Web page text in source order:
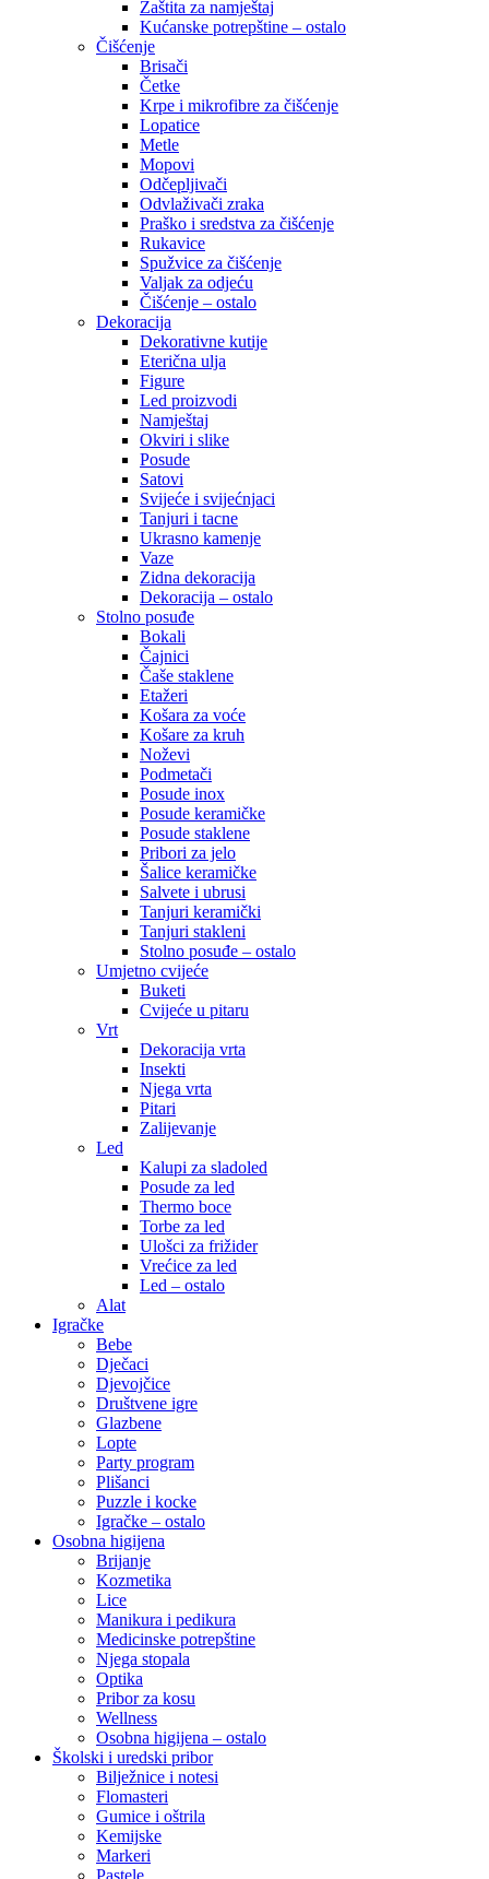
Zaštita za namještaj
Kućanske potrepštine – ostalo
Čišćenje
Brisači
Četke
Krpe i mikrofibre za čišćenje
Lopatice
Metle
Mopovi
Odčepljivači
Odvlaživači zraka
Praško i sredstva za čišćenje
Rukavice
Spužvice za čišćenje
Valjak za odjeću
Čišćenje – ostalo
Dekoracija
Dekorativne kutije
Eterična ulja
Figure
Led proizvodi
Namještaj
Okviri i slike
Posude
Satovi
Svijeće i svijećnjaci
Tanjuri i tacne
Ukrasno kamenje
Vaze
Zidna dekoracija
Dekoracija – ostalo
Stolno posuđe
Bokali
Čajnici
Čaše staklene
Etažeri
Košara za voće
Košare za kruh
Noževi
Podmetači
Posude inox
Posude keramičke
Posude staklene
Pribori za jelo
Šalice keramičke
Salvete i ubrusi
Tanjuri keramički
Tanjuri stakleni
Stolno posuđe – ostalo
Umjetno cvijeće
Buketi
Cvijeće u pitaru
Vrt
Dekoracija vrta
Insekti
Njega vrta
Pitari
Zalijevanje
Led
Kalupi za sladoled
Posude za led
Thermo boce
Torbe za led
Ulošci za frižider
Vrećice za led
Led – ostalo
Alat
Igračke
Bebe
Dječaci
Djevojčice
Društvene igre
Glazbene
Lopte
Party program
Plišanci
Puzzle i kocke
Igračke – ostalo
Osobna higijena
Brijanje
Kozmetika
Lice
Manikura i pedikura
Medicinske potrepštine
Njega stopala
Optika
Pribor za kosu
Wellness
Osobna higijena – ostalo
Školski i uredski pribor
Bilježnice i notesi
Flomasteri
Gumice i oštrila
Kemijske
Markeri
Pastele